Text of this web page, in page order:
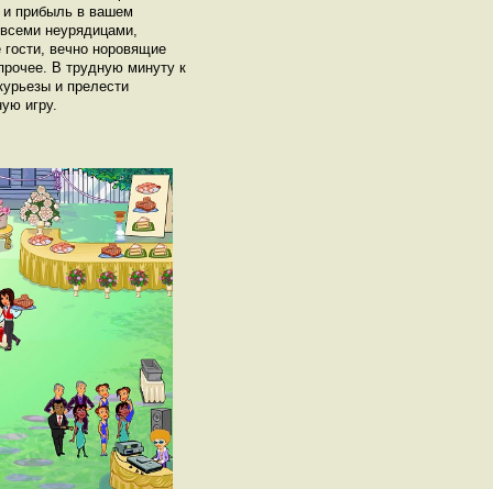
и прибыль в вашем
неурядицами,
вечно норовящие
В трудную минуту к
и прелести
игру.